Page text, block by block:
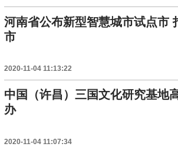
河南省公布新型智慧城市试点市
市
2020-11-04 11:13:22
中国（许昌）三国文化研究基地
办
2020-11-04 11:07:34